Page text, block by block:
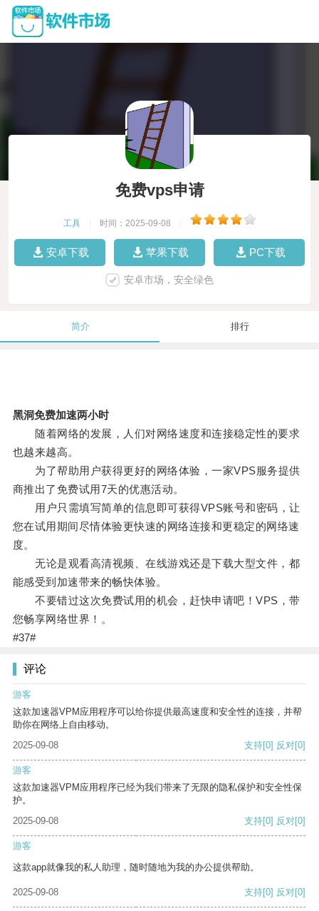
免费vps申请
工具 时间：2025-09-08
安卓下载 苹果下载 PC下载
安卓市场，安全绿色
简介 排行
黑洞免费加速两小时
随着网络的发展，人们对网络速度和连接稳定性的要求
也越来越高。
为了帮助用户获得更好的网络体验，一家VPS服务提供
商推出了免费试用7天的优惠活动。
用户只需填写简单的信息即可获得VPS账号和密码，让
您在试用期间尽情体验更快速的网络连接和更稳定的网络速
度。
无论是观看高清视频、在线游戏还是下载大型文件，都
能感受到加速带来的畅快体验。
不要错过这次免费试用的机会，赶快申请吧！VPS，带
您畅享网络世界！。
#37#
评论
游客
这款加速器VPM应用程序可以给你提供最高速度和安全性的连接，并帮
助你在网络上自由移动。
2025-09-08
支持[0] 反对[0]
游客
这款加速器VPM应用程序已经为我们带来了无限的隐私保护和安全性保
护。
2025-09-08
支持[0] 反对[0]
游客
这款app就像我的私人助理，随时随地为我的办公提供帮助。
2025-09-08 支持[0] 反对[0]